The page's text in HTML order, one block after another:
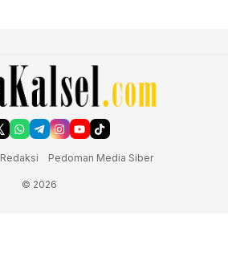
Redaksi Pedoman Media Siber
© 2026